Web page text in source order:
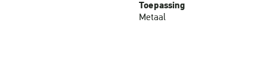
Toepassing
Metaal